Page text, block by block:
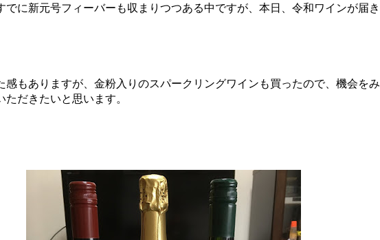
でに新元号フィーバーも収まりつつある中ですが、本日、令和ワインが届き
感もありますが、金粉入りのスパークリングワインも買ったので、機会をみ
ただきたいと思います。